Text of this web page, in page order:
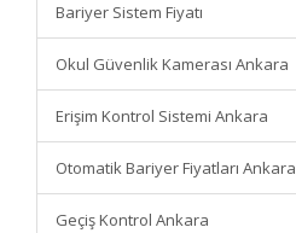
Bariyer Sistem Fiyatı
Okul Güvenlik Kamerası Ankara
Erişim Kontrol Sistemi Ankara
Otomatik Bariyer Fiyatları Ankara
Geçiş Kontrol Ankara